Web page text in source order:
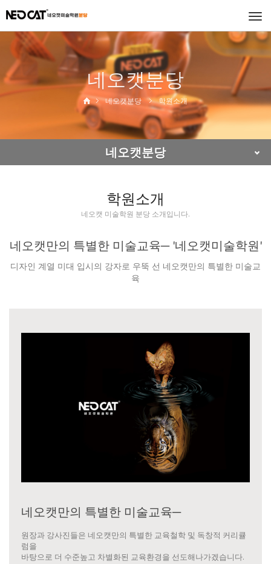
네오캣분당
네오캣분당 학원소개
네오캣분당
학원소개
네오캣 미술학원 분당 소개입니다.
네오캣만의 특별한 미술교육─ '네오캣미술학원'
디자인 계열 미대 입시의 강자로 우뚝 선 네오캣만의 특별한 미술교
육
네오캣만의 특별한 미술교육─
원장과 강사진들은 네오캣만의 특별한 교육철학 및 독창적 커리큘
럼을
바탕으로 더 수준높고 차별화된 교육환경을 선도해나가겠습니다.